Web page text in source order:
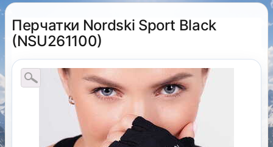
Перчатки Nordski Sport Black
(NSU261100)